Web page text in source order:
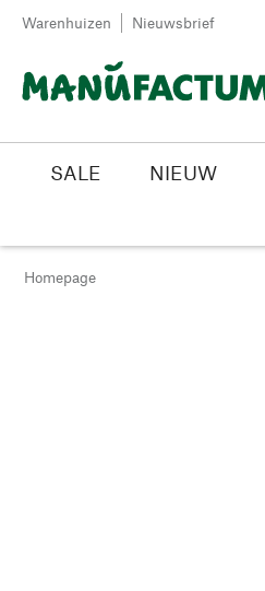
Passer au contenu
Warenhuizen Nieuwsbrief
SALE NIEUW
Homepage